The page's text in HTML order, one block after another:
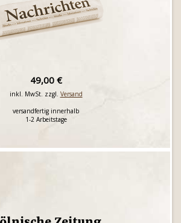
49,00 €
inkl. MwSt. zzgl. Versand
versandfertig innerhalb
1-2 Arbeitstage